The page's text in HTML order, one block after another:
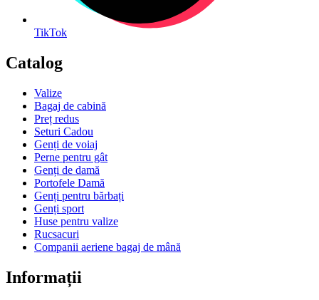
TikTok
Catalog
Valize
Bagaj de cabină
Preț redus
Seturi Cadou
Genți de voiaj
Perne pentru gât
Genți de damă
Portofele Damă
Genți pentru bărbați
Genți sport
Huse pentru valize
Rucsacuri
Companii aeriene bagaj de mână
Informații